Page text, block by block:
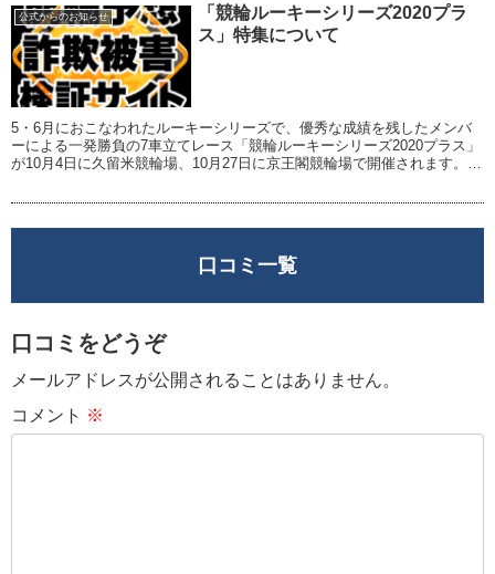
公式からのお知らせ
「競輪ルーキーシリーズ2020プラ
ス」特集について
5・6月におこなわれたルーキーシリーズで、優秀な成績を残したメンバ
ーによる一発勝負の7車立てレース「競輪ルーキーシリーズ2020プラス」
が10月4日に久留米競輪場、10月27日に京王閣競輪場で開催されます。
口コミ一覧
口コミをどうぞ
メールアドレスが公開されることはありません。
コメント ※